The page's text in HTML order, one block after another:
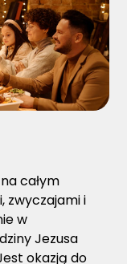
całym
zwyczajami i
w
Jezusa
okazją do